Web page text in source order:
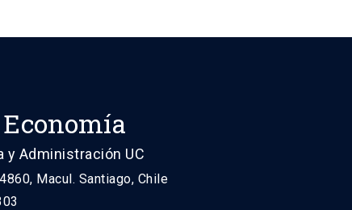
y Administración UC
Macul. Santiago, Chile